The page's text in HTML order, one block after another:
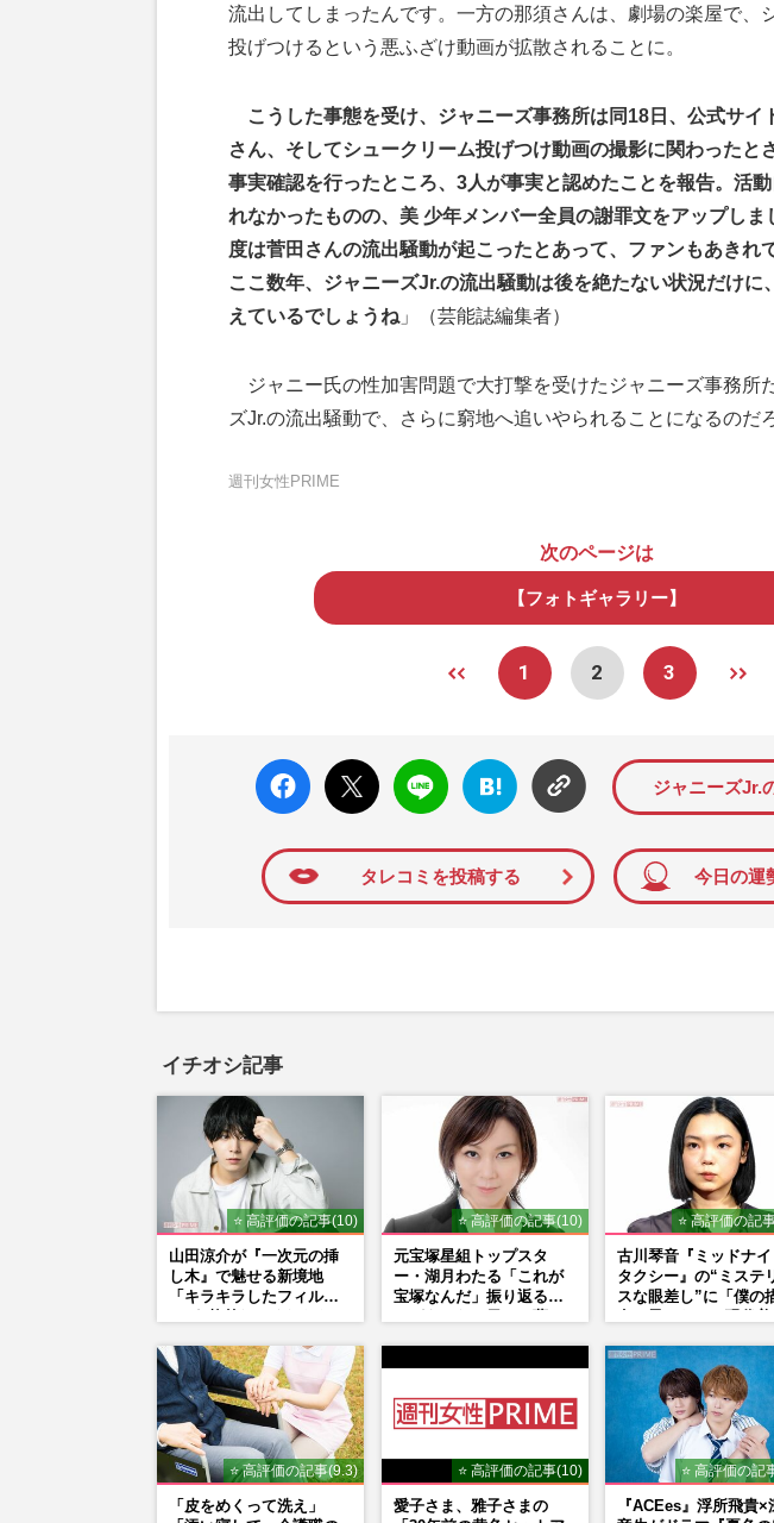
流出してしまったんです。一方の那須さんは、劇場の楽屋で、
投げつけるという悪ふざけ動画が拡散されることに。
こうした事態を受け、ジャニーズ事務所は同18日、公式サイ
さん、そしてシュークリーム投げつけ動画の撮影に関わったと
事実確認を行ったところ、3人が事実と認めたことを報告。活
れなかったものの、美 少年メンバー全員の謝罪文をアップしま
度は菅田さんの流出騒動が起こったとあって、ファンもあきれ
ここ数年、ジャニーズJr.の流出騒動は後を絶たない状況だけに
えているでしょうね 」（芸能誌編集者）
ジャニー氏の性加害問題で大打撃を受けたジャニーズ事務所
ズJr.の流出騒動で、さらに窮地へ追いやられることになるのだ
週刊女性PRIME
次のページは
【フォトギャラリー】
1 2 3
faceboo
k いい
ね
X ポス
ト
LINE
はてな
ブック
マーク
ジャニーズJr.
タレコミを投稿する 今日の運
イチオシ記事
⭐ 高評価の記事(10)
山田涼介が『一次元の挿
し木』で魅せる新境地
「キラキラしたフィルタ
悟
⭐ 高評価の記事(10)
元宝塚星組トップスタ
ー・湖月わたる「これが
宝塚なんだ」振り返るか
⭐ 高評価の記
古川琴音『ミッドナイ
タクシー』の“ミステ
スな眼差し”に「僕の
で“公認”
⭐ 高評価の記事(9.3)
「皮をめくって洗え」
⭐ 高評価の記事(10)
愛子さま、雅子さまの
⭐ 高評価の記
『ACEes』浮所飛貴×